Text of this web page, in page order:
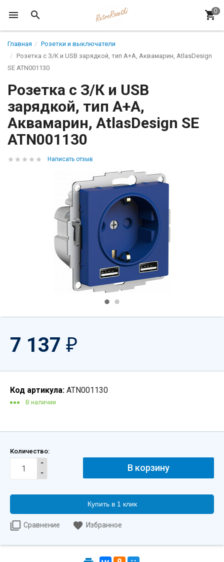
Главная
Розетки и выключатели
Розетка с З/К и USB зарядкой, тип А+A, Аквамарин, AtlasDesign
SE ATN001130
Розетка с З/К и USB
зарядкой, тип А+A,
Аквамарин, AtlasDesign SE
ATN001130
Написать отзыв
7 137 ₽
Код артикула: ATN001130
В наличии
Количество:
Купить в 1 клик
Сравнение Избранное